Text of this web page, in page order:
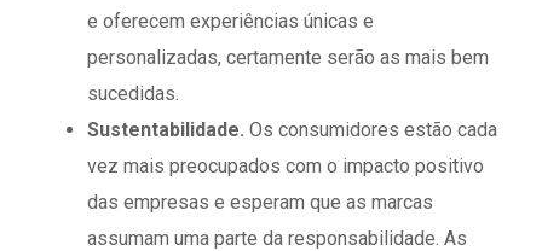
e oferecem experiências únicas e
personalizadas, certamente serão as mais bem
sucedidas.
Sustentabilidade. Os consumidores estão cada
vez mais preocupados com o impacto positivo
das empresas e esperam que as marcas
assumam uma parte da responsabilidade. As